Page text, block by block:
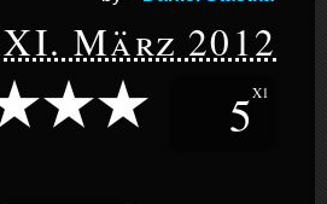
März 2012
X1
5